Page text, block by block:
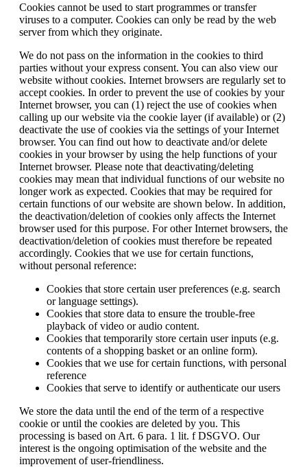
Cookies cannot be used to start programmes or transfer
viruses to a computer. Cookies can only be read by the web
server from which they originate.
We do not pass on the information in the cookies to third
parties without your express consent. You can also view our
website without cookies. Internet browsers are regularly set to
accept cookies. In order to prevent the use of cookies by your
Internet browser, you can (1) reject the use of cookies when
calling up our website via the cookie layer (if available) or (2)
deactivate the use of cookies via the settings of your Internet
browser. You can find out how to deactivate and/or delete
cookies in your browser by using the help functions of your
Internet browser. Please note that deactivating/deleting
cookies may mean that individual functions of our website no
longer work as expected. Cookies that may be required for
certain functions of our website are shown below. In addition,
the deactivation/deletion of cookies only affects the Internet
browser used for this purpose. For other Internet browsers, the
deactivation/deletion of cookies must therefore be repeated
accordingly. Cookies that we use for certain functions,
without personal reference:
Cookies that store certain user preferences (e.g. search
or language settings).
Cookies that store data to ensure the trouble-free
playback of video or audio content.
Cookies that temporarily store certain user inputs (e.g.
contents of a shopping basket or an online form).
Cookies that we use for certain functions, with personal
reference
Cookies that serve to identify or authenticate our users
We store the data until the end of the term of a respective
cookie or until the cookies are deleted by you. This
processing is based on Art. 6 para. 1 lit. f DSGVO. Our
interest is the ongoing optimisation of the website and the
improvement of user-friendliness.